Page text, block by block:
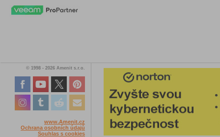
© 1998 - 2026 Amenit s.r.o.
www.Amenit.cz
Ochrana osobních údajů
Souhlas s cookies